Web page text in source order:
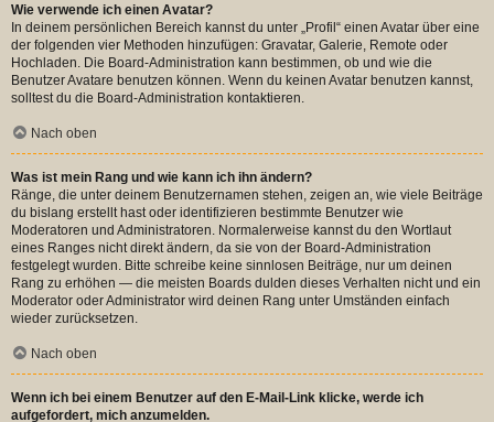
Wie verwende ich einen Avatar?
In deinem persönlichen Bereich kannst du unter „Profil“ einen Avatar über eine
der folgenden vier Methoden hinzufügen: Gravatar, Galerie, Remote oder
Hochladen. Die Board-Administration kann bestimmen, ob und wie die
Benutzer Avatare benutzen können. Wenn du keinen Avatar benutzen kannst,
solltest du die Board-Administration kontaktieren.
Nach oben
Was ist mein Rang und wie kann ich ihn ändern?
Ränge, die unter deinem Benutzernamen stehen, zeigen an, wie viele Beiträge
du bislang erstellt hast oder identifizieren bestimmte Benutzer wie
Moderatoren und Administratoren. Normalerweise kannst du den Wortlaut
eines Ranges nicht direkt ändern, da sie von der Board-Administration
festgelegt wurden. Bitte schreibe keine sinnlosen Beiträge, nur um deinen
Rang zu erhöhen — die meisten Boards dulden dieses Verhalten nicht und ein
Moderator oder Administrator wird deinen Rang unter Umständen einfach
wieder zurücksetzen.
Nach oben
Wenn ich bei einem Benutzer auf den E-Mail-Link klicke, werde ich
aufgefordert, mich anzumelden.